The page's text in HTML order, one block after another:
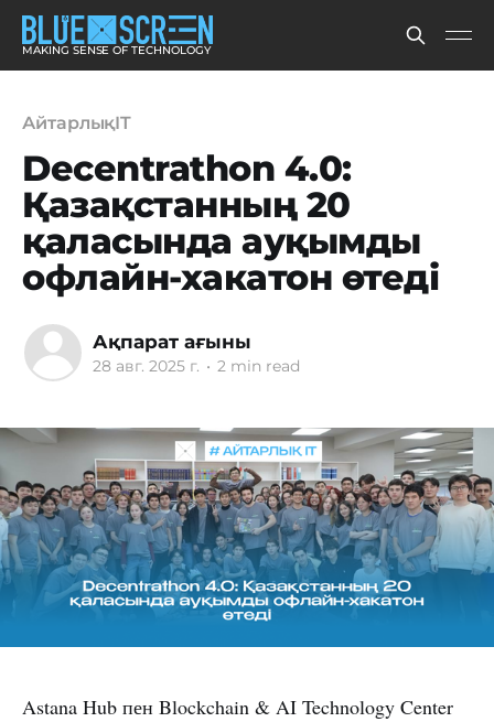
MAKING SENSE OF TECHNOLOGY
АйтарлықIT
Decentrathon 4.0:
Қазақстанның 20
қаласында ауқымды
офлайн-хакатон өтеді
Ақпарат ағыны
28 авг. 2025 г. • 2 min read
Astana Hub пен Blockchain & AI Technology Center